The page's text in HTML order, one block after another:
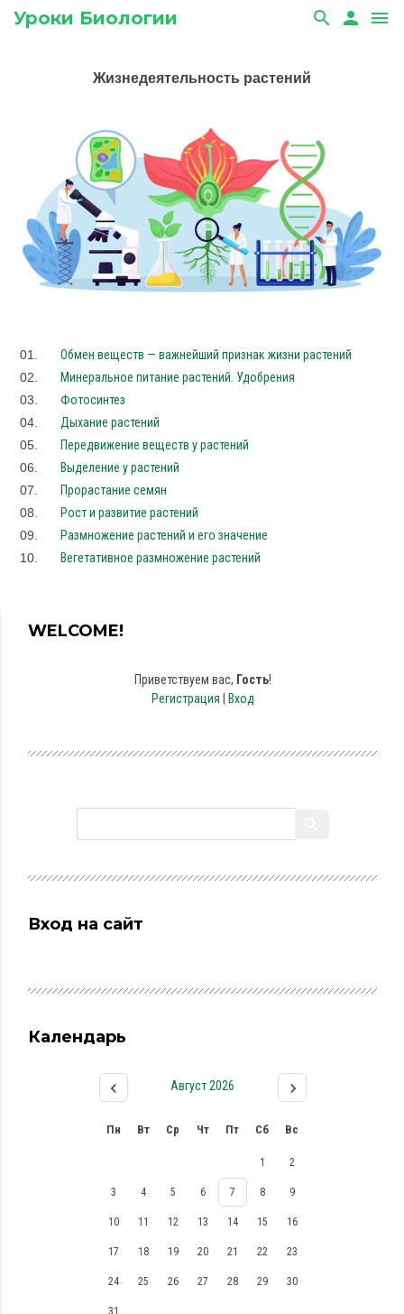
Уроки Биологии search person menu
Жизнедеятельность растений
01.
Обмен веществ — важнейший признак жизни растений
02.
Минеральное питание растений. Удобрения
03.
Фотосинтез
04.
Дыхание растений
05.
Передвижение веществ у растений
06.
Выделение у растений
07.
Прорастание семян
08.
Рост и развитие растений
09.
Размножение растений и его значение
10.
Вегетативное размножение растений
WELCOME!
Приветствуем вас, Гость!
Регистрация
Вход
Вход на сайт
Календарь
Август 2026
Пн Вт Ср Чт Пт Сб Вс
1 2
3 4 5 6 7 8 9
10 11 12 13 14 15 16
17 18 19 20 21 22 23
24 25 26 27 28 29 30